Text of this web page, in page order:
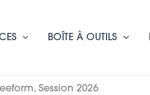
BOÎTE À OUTILS
Session 2026